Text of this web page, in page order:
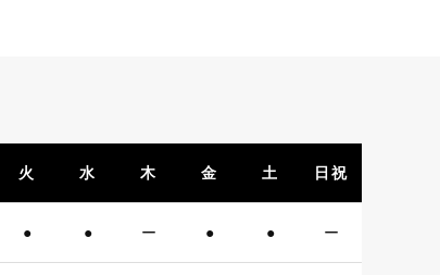
火 水 木 金 土 日祝
● ● ー ● ● ー